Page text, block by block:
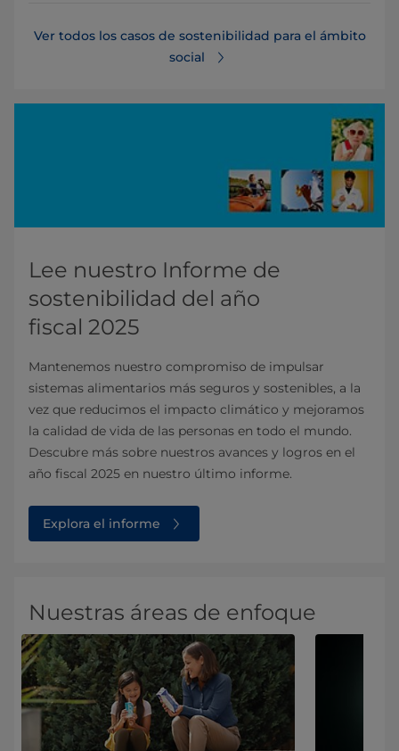
Ver todos los casos de sostenibilidad para el ámbito
social
Lee nuestro Informe de
sostenibilidad del año
fiscal 2025
Mantenemos nuestro compromiso de impulsar
sistemas alimentarios más seguros y sostenibles, a la
vez que reducimos el impacto climático y mejoramos
la calidad de vida de las personas en todo el mundo.
Descubre más sobre nuestros avances y logros en el
año fiscal 2025 en nuestro último informe.
Explora el informe
Nuestras áreas de enfoque